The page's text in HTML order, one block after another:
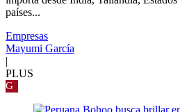
países...
Empresas
Mayumi García
|
PLUS
G